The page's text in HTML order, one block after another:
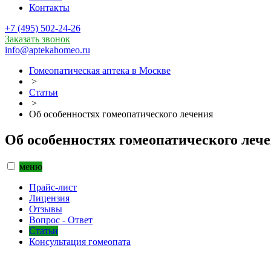
Контакты
+7 (495) 502-24-26
Заказать звонок
info@aptekahomeo.ru
Гомеопатическая аптека в Москве
>
Статьи
>
Об особенностях гомеопатического лечения
Об особенностях гомеопатического
меню
Прайс-лист
Лицензия
Отзывы
Вопрос - Ответ
Статьи
Консультация гомеопата